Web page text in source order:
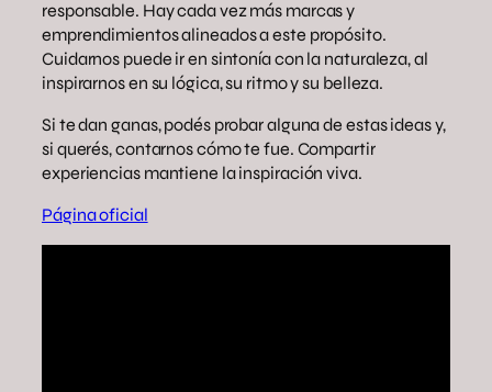
responsable. Hay cada vez más marcas y
emprendimientos alineados a este propósito.
Cuidarnos puede ir en sintonía con la naturaleza, al
inspirarnos en su lógica, su ritmo y su belleza.
Si te dan ganas, podés probar alguna de estas ideas y,
si querés, contarnos cómo te fue. Compartir
experiencias mantiene la inspiración viva.
Página oficial